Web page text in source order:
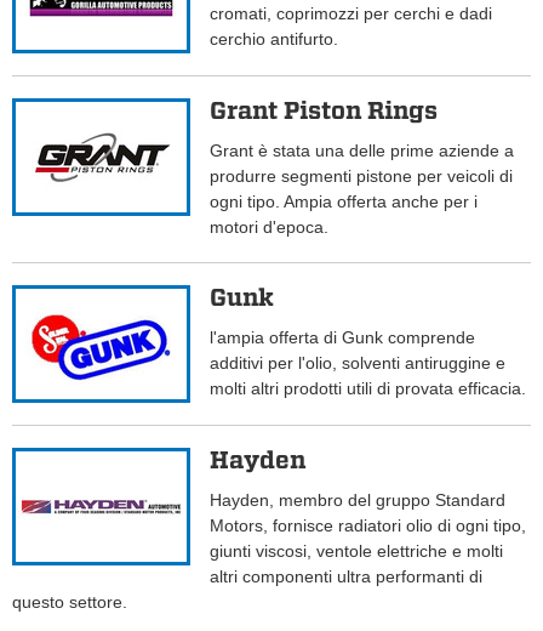
cromati, coprimozzi per cerchi e dadi
cerchio antifurto.
Grant Piston Rings
Grant è stata una delle prime aziende a
produrre segmenti pistone per veicoli di
ogni tipo. Ampia offerta anche per i
motori d'epoca.
Gunk
l'ampia offerta di Gunk comprende
additivi per l'olio, solventi antiruggine e
molti altri prodotti utili di provata efficacia.
Hayden
Hayden, membro del gruppo Standard
Motors, fornisce radiatori olio di ogni tipo,
giunti viscosi, ventole elettriche e molti
altri componenti ultra performanti di
questo settore.